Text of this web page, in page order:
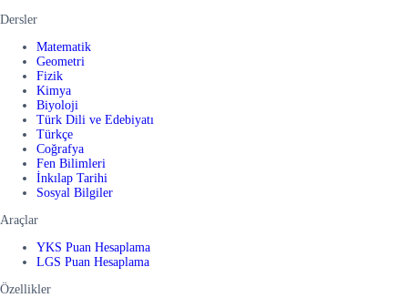
Dersler
Matematik
Geometri
Fizik
Kimya
Biyoloji
Türk Dili ve Edebiyatı
Türkçe
Coğrafya
Fen Bilimleri
İnkılap Tarihi
Sosyal Bilgiler
Araçlar
YKS Puan Hesaplama
LGS Puan Hesaplama
Özellikler